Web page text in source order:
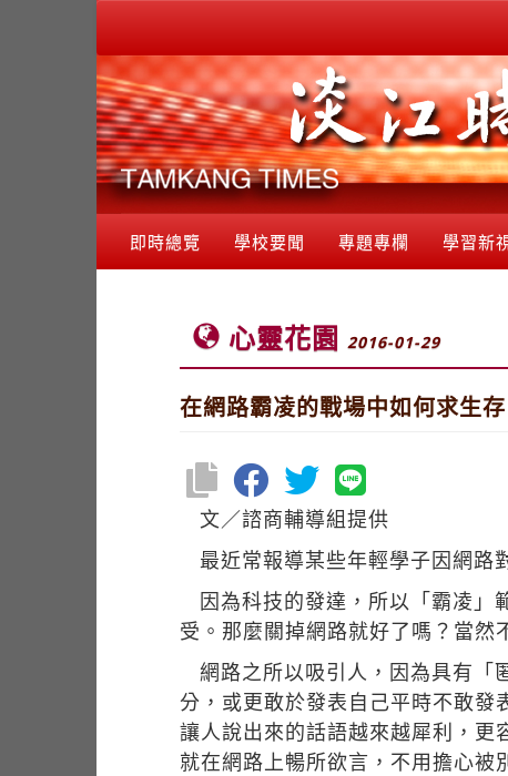
即時總覽 學校要聞 專題專欄 學習新
心靈花園 2016-01-29
在網路霸凌的戰場中如何求生存
文／諮商輔導組提供
最近常報導某些年輕學子因網路
因為科技的發達，所以「霸凌」
受。那麼關掉網路就好了嗎？當然
網路之所以吸引人，因為具有「
分，或更敢於發表自己平時不敢發
讓人說出來的話語越來越犀利，更
就在網路上暢所欲言，不用擔心